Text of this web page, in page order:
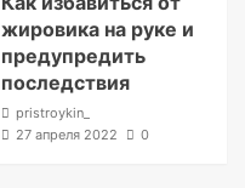
жировика на руке и
предупредить
последствия
pristroykin_
27 апреля 2022
0